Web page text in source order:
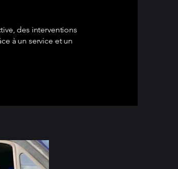
des interventions
à un service et un